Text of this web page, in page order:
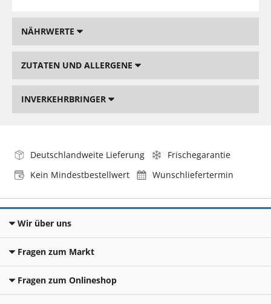
NÄHRWERTE
ZUTATEN UND ALLERGENE
INVERKEHRBRINGER
Deutschlandweite Lieferung
Frischegarantie
Kein Mindestbestellwert
Wunschliefertermin
Wir über uns
Fragen zum Markt
Fragen zum Onlineshop